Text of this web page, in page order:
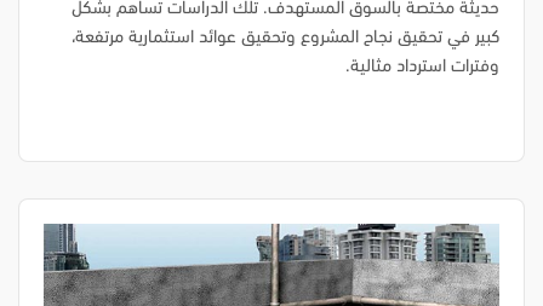
حديثة مختصة بالسوق المستهدف. تلك الدراسات تساهم بشكل
كبير في تحقيق نجاح المشروع وتحقيق عوائد استثمارية مرتفعة،
وفترات استرداد مثالية.